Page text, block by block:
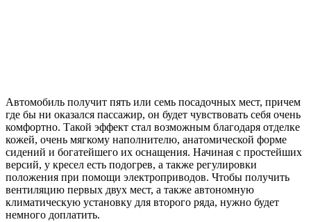
Автомобиль получит пять или семь посадочных мест, причем
где бы ни оказался пассажир, он будет чувствовать себя очень
комфортно. Такой эффект стал возможным благодаря отделке
кожей, очень мягкому наполнителю, анатомической форме
сидений и богатейшего их оснащения. Начиная с простейших
версий, у кресел есть подогрев, а также регулировки
положения при помощи электроприводов. Чтобы получить
вентиляцию первых двух мест, а также автономную
климатическую установку для второго ряда, нужно будет
немного доплатить.